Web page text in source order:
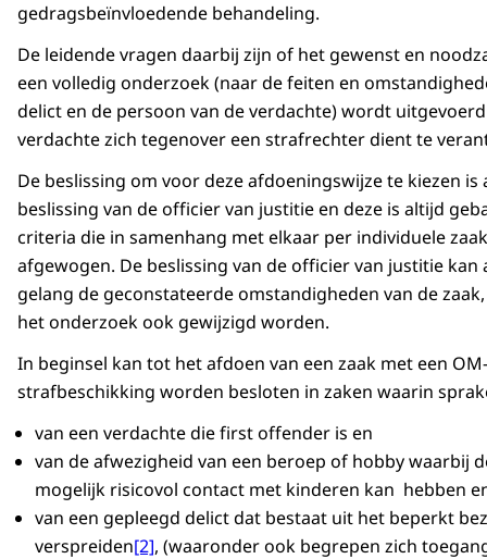
gedragsbeïnvloedende behandeling.
De leidende vragen daarbij zijn of het gewenst en
een volledig onderzoek (naar de feiten en
delict en de persoon van de verdachte) wordt
verdachte zich tegenover een strafrechter dient te
De beslissing om voor deze afdoeningswijze te kiezen is
beslissing van de officier van justitie en deze is altijd
criteria die in samenhang met elkaar per individuele
afgewogen. De beslissing van de officier van justitie kan
gelang de geconstateerde omstandigheden van de
het onderzoek ook gewijzigd worden.
In beginsel kan tot het afdoen van een zaak met een OM-
strafbeschikking worden besloten in zaken waarin
van een verdachte die first offender is en
van de afwezigheid van een beroep of hobby waarbij
mogelijk risicovol contact met kinderen kan hebben
van een gepleegd delict dat bestaat uit het beperkt
verspreiden[2], (waaronder ook begrepen zich